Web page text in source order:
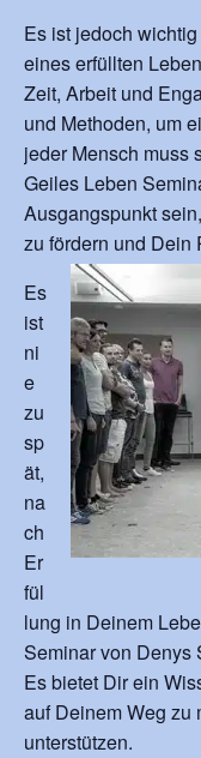
Es ist jedoch
eines erfüllten
Zeit, Arbeit und
und Methoden, um
jeder Mensch muss
Geiles Leben
Ausgangspunkt
zu fördern und Dein
Es
ist
ni
e
zu
sp
ät,
na
ch
Er
fül
lung in Deinem
Seminar von Denys
Es bietet Dir ein
auf Deinem Weg zu
unterstützen.